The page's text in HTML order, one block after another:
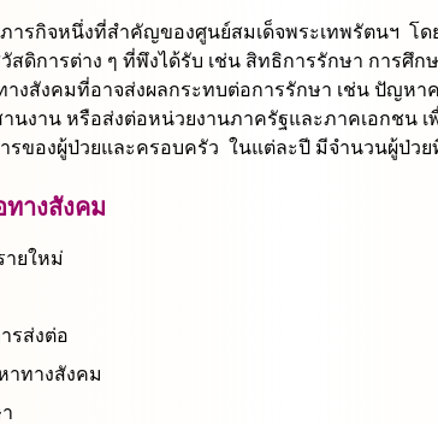
ารกิจหนึ่งที่สําคัญของศูนย์สมเด็จพระเทพรัตนฯ โ
ดิการต่าง ๆ ที่พึงได้รับ เช่น สิทธิการรักษา การศึ
งสังคมที่อาจส่งผลกระทบต่อการรักษา เช่น ปัญห
นงาน หรือส่งต่อหน่วยงานภาครัฐและภาคเอกชน
ของผู้ป่วยและครอบครัว ในแต่ละปี มีจํานวนผู้ป่วย
างสังคม
ายใหม่
รส่งต่อ
าทางสังคม